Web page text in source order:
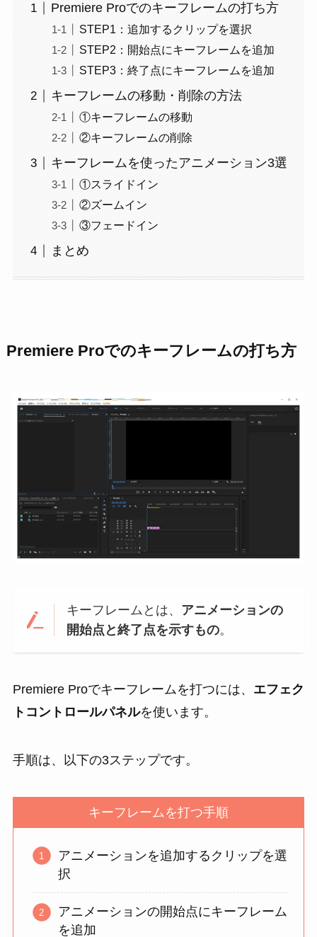
Premiere Proでのキーフレームの打ち方
STEP1：追加するクリップを選択
STEP2：開始点にキーフレームを追加
STEP3：終了点にキーフレームを追加
キーフレームの移動・削除の方法
①キーフレームの移動
②キーフレームの削除
キーフレームを使ったアニメーション3選
①スライドイン
②ズームイン
③フェードイン
まとめ
Premiere Proでのキーフレームの打ち方
キーフレームとは、 アニメーションの
開始点と終了点を示すもの。
Premiere Proでキーフレームを打つには、 エフェク
トコントロールパネルを使います。
手順は、以下の3ステップです。
キーフレームを打つ手順
アニメーションを追加するクリップを選
択
アニメーションの開始点にキーフレーム
を追加